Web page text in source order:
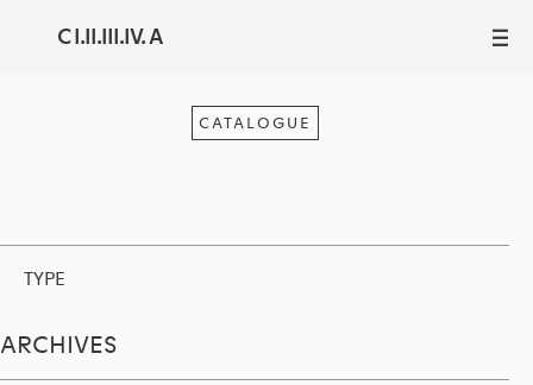
C I.II.III.IV. A III
CATALOGUE
TYPE
ARCHIVES